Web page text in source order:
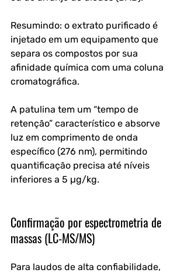
Resumindo: o extrato purificado é
injetado em um equipamento que
separa os compostos por sua
afinidade química com uma coluna
cromatográfica.
A patulina tem um “tempo de
retenção” característico e absorve
luz em comprimento de onda
específico (276 nm), permitindo
quantificação precisa até níveis
inferiores a 5 µg/kg.
Confirmação por espectrometria de
massas (LC-MS/MS)
Para laudos de alta confiabilidade,